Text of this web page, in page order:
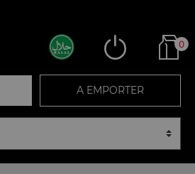
0
A EMPORTER